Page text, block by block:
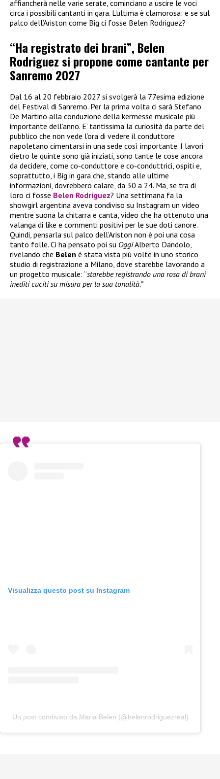
affiancherà nelle varie serate, cominciano a uscire le voci
circa i possibili cantanti in gara. L’ultima è clamorosa: e se sul
palco dell’Ariston come Big ci fosse Belen Rodriguez?
“Ha registrato dei brani”, Belen
Rodriguez si propone come cantante per
Sanremo 2027
Dal 16 al 20 febbraio 2027 si svolgerà la 77esima edizione
del Festival di Sanremo. Per la prima volta ci sarà Stefano
De Martino alla conduzione della kermesse musicale più
importante dell’anno. E’ tantissima la curiosità da parte del
pubblico che non vede l’ora di vedere il conduttore
napoletano cimentarsi in una sede così importante. I lavori
dietro le quinte sono già iniziati, sono tante le cose ancora
da decidere, come co-conduttore e co-conduttrici, ospiti e,
soprattutto, i Big in gara che, stando alle ultime
informazioni, dovrebbero calare, da 30 a 24. Ma, se tra di
loro ci fosse Belen Rodriguez? Una settimana fa la
showgirl argentina aveva condiviso su Instagram un video
mentre suona la chitarra e canta, video che ha ottenuto una
valanga di like e commenti positivi per le sue doti canore.
Quindi, pensarla sul palco dell’Ariston non è poi una cosa
tanto folle. Ci ha pensato poi su OggiAlberto Dandolo,
rivelando che Belen è stata vista più volte in uno storico
studio di registrazione a Milano, dove starebbe lavorando a
un progetto musicale: “starebbe registrando una rosa di brani
inediti cuciti su misura per la sua tonalità.”
Visualizza questo post su Instagram
Un post condiviso da Maria Belen (@belenrodriguezreal)